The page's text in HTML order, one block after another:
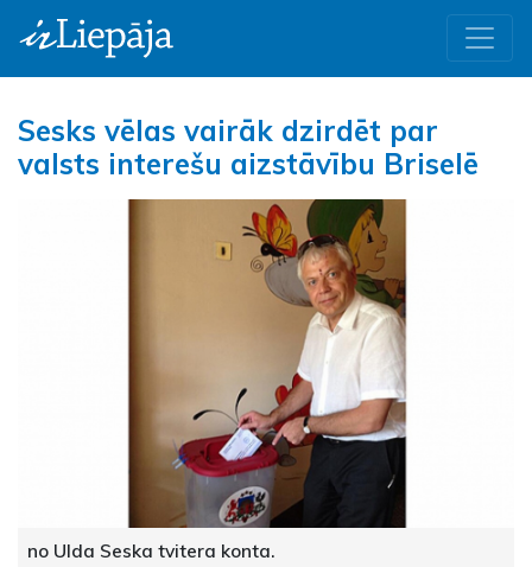
Sesks vēlas vairāk dzirdēt par
valsts interešu aizstāvību Briselē
no Ulda Seska tvitera konta.